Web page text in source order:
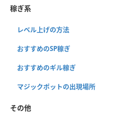
稼ぎ系
レベル上げの方法
おすすめのSP稼ぎ
おすすめのギル稼ぎ
マジックポットの出現場所
その他